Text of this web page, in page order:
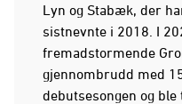
Lyn og Stabæk, der
sistnevnte i 2018. I
fremadstormende
gjennombrudd med
debutsesongen og